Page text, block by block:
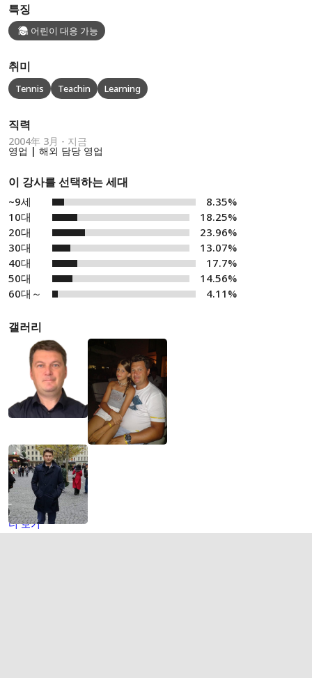
특징
어린이 대응 가능
취미
Tennis Teachin Learning
직력
2004年 3月 - 지금
영업 | 해외 담당 영업
이 강사를 선택하는 세대
~9세
8.35%
10대
18.25%
20대
23.96%
30대
13.07%
40대
17.7%
50대
14.56%
60대～
4.11%
갤러리
더 보기